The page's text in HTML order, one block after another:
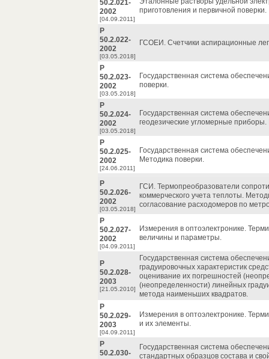
50.2.021-
2002
[04.09.2011]
приготовления и первичной поверки.
Р
50.2.022-
2002
[03.05.2018]
ГСОЕИ. Счетчики аспирационные
Р
50.2.023-
2002
[03.05.2018]
Государственная система
поверки.
Р
50.2.024-
2002
[03.05.2018]
Государственная система
геодезические угломерные
Р
50.2.025-
2002
[24.06.2011]
Государственная система
Методика поверки.
Р
50.2.026-
2002
[03.05.2018]
ГСИ. Термопреобразователи
коммерческого учета теплоты.
согласование расходомеров по
Р
50.2.027-
2002
[04.09.2011]
Измерения в оптоэлектронике.
величины и параметры.
Р
50.2.028-
2003
[21.05.2010]
Государственная система
градуировочных характеристик
оценивание их погрешностей
(неопределенности) линейных
метода наименьших квадратов.
Р
50.2.029-
2003
[04.09.2011]
Измерения в оптоэлектронике.
и их элементы.
Р
50.2.030-
Государственная система
стандартных образцов состава и